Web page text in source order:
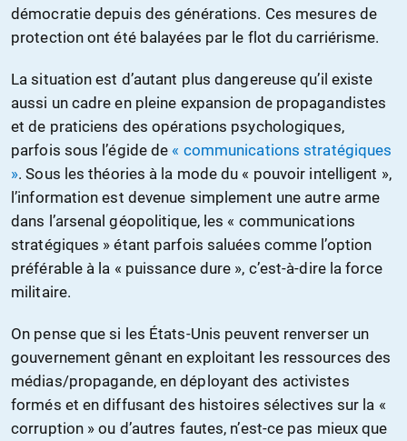
démocratie depuis des générations. Ces mesures de
protection ont été balayées par le flot du carriérisme.
La situation est d’autant plus dangereuse qu’il existe
aussi un cadre en pleine expansion de propagandistes
et de praticiens des opérations psychologiques,
parfois sous l’égide de « communications stratégiques
». Sous les théories à la mode du « pouvoir intelligent »,
l’information est devenue simplement une autre arme
dans l’arsenal géopolitique, les « communications
stratégiques » étant parfois saluées comme l’option
préférable à la « puissance dure », c’est-à-dire la force
militaire.
On pense que si les États-Unis peuvent renverser un
gouvernement gênant en exploitant les ressources des
médias/propagande, en déployant des activistes
formés et en diffusant des histoires sélectives sur la «
corruption » ou d’autres fautes, n’est-ce pas mieux que